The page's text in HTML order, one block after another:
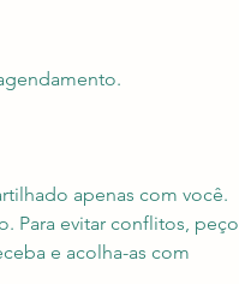
apenas com você.
Para evitar conflitos, peço
e acolha-as com